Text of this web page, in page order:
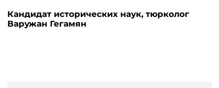
Кандидат исторических наук, тюрколог
Варужан Гегамян